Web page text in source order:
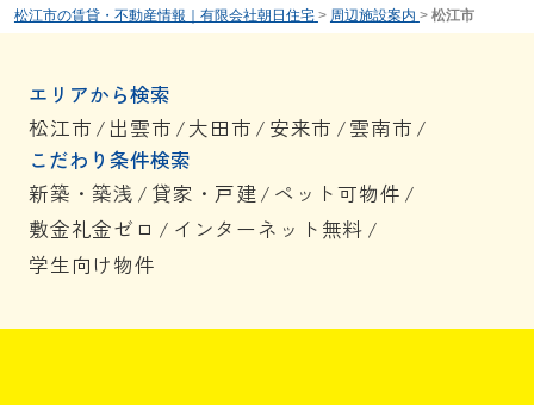
松江市の賃貸・不動産情報｜有限会社朝日住宅 > 周辺施設案内 > 松江市
エリアから検索
松江市 / 出雲市 /大田市 / 安来市 /雲南市 /
こだわり条件検索
新築・築浅 / 貸家・戸建/ ペット可物件 /
敷金礼金ゼロ / インターネット無料 /
学生向け物件